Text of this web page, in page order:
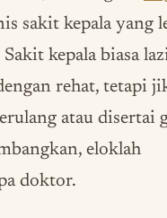
sakit kepala yang
Sakit kepala biasa
rehat, tetapi
atau disertai
eloklah
doktor.